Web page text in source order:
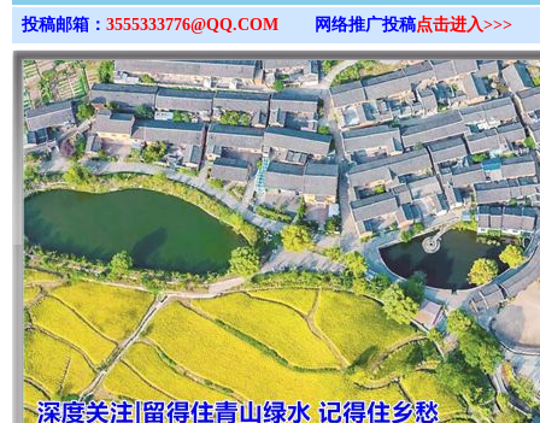
投稿邮箱： 3555333776@QQ.COM 网络推广投稿点击进入>>>